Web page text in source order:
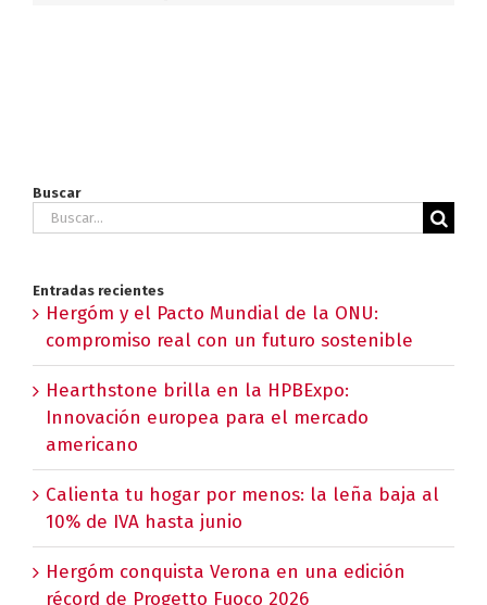
Buscar
Buscar:
Entradas recientes
Hergóm y el Pacto Mundial de la ONU:
compromiso real con un futuro sostenible
Hearthstone brilla en la HPBExpo:
Innovación europea para el mercado
americano
Calienta tu hogar por menos: la leña baja al
10% de IVA hasta junio
Hergóm conquista Verona en una edición
récord de Progetto Fuoco 2026